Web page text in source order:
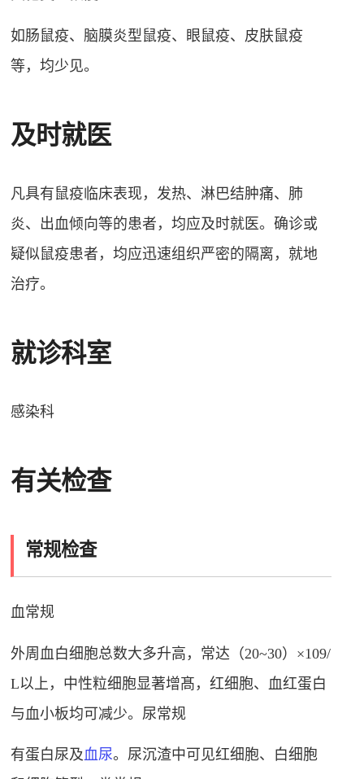
如肠鼠疫、脑膜炎型鼠疫、眼鼠疫、皮肤鼠疫
等，均少见。
及时就医
凡具有鼠疫临床表现，发热、淋巴结肿痛、肺
炎、出血倾向等的患者，均应及时就医。确诊或
疑似鼠疫患者，均应迅速组织严密的隔离，就地
治疗。
就诊科室
感染科
有关检查
常规检查
血常规
外周血白细胞总数大多升高，常达（20~30）×109/
L以上，中性粒细胞显著增髙，红细胞、血红蛋白
与血小板均可减少。尿常规
有蛋白尿及血尿。尿沉渣中可见红细胞、白细胞